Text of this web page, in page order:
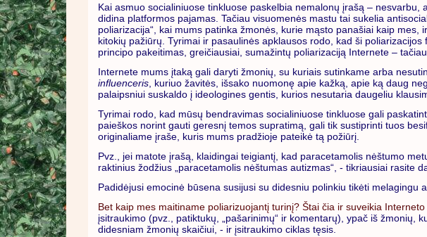
Kai asmuo socialiniuose tinkluose paskelbia nemalonų įrašą – nesvarbu,
didina platformos pajamas. Tačiau visuomenės mastu tai sukelia
poliarizacija“, kai mums patinka žmonės, kurie mąsto panašiai kaip
kitokių pažiūrų. Tyrimai ir pasaulinės apklausos rodo, kad ši
principo pakeitimas, greičiausiai, sumažintų poliarizaciją Internete –
Internete mums įtaką gali daryti žmonių, su kuriais sutinkame arba
influenceris, kuriuo žavitės, išsako nuomonę apie kažką, apie ką daug
palaipsniui suskaldo į ideologines gentis, kurios nesutaria daugeliu
Tyrimai rodo, kad mūsų bendravimas socialiniuose tinkluose gali
paieškos norint gauti geresnį temos supratimą, gali tik sustiprinti tuos
originaliame įraše, kuris mums pradžioje pateikė tą požiūrį.
Pvz., jei matote įrašą, klaidingai teigiantį, kad paracetamolis nėštumo
raktinius žodžius „paracetamolis nėštumas autizmas“, - tikriausiai rasite
Padidėjusi emocinė būsena susijusi su didesniu polinkiu tikėti melagingu
Bet kaip mes maitiname poliarizuojantį turinį? Štai čia ir suveikia
įsitraukimo (pvz., patiktukų, „pašarinimų“ ir komentarų), ypač iš
didesniam žmonių skaičiui, - ir įsitraukimo ciklas tęsis.